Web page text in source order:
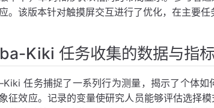
。该版本针对触摸屏交互进行了优化，在主要任
Kiki 任务收集的数据与指
任务捕捉了一系列行为测量，揭示了个体
征效应。记录的变量使研究人员能够评估选择